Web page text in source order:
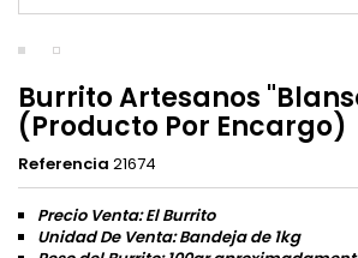
Burrito Artesanos
(Producto Por Encargo)
Referencia 21674
Precio Venta: El Burrito
Unidad De Venta: Bandeja de 1kg